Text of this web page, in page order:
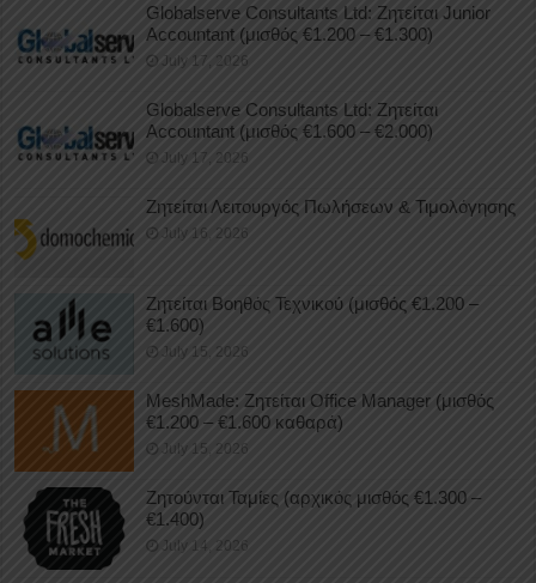
Globalserve Consultants Ltd: Ζητείται Junior
Accountant (μισθός €1.200 – €1.300)
July 17, 2026
Globalserve Consultants Ltd: Ζητείται
Accountant (μισθός €1.600 – €2.000)
July 17, 2026
Ζητείται Λειτουργός Πωλήσεων & Τιμολόγησης
July 16, 2026
Ζητείται Βοηθός Τεχνικού (μισθός €1.200 –
€1.600)
July 15, 2026
MeshMade: Ζητείται Office Manager (μισθός
€1.200 – €1.600 καθαρά)
July 15, 2026
Ζητούνται Ταμίες (αρχικός μισθός €1.300 –
€1.400)
July 14, 2026